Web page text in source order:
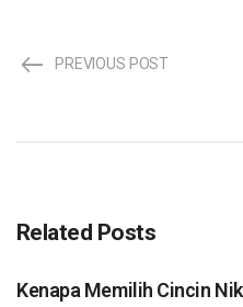
PREVIOUS POST
Related Posts
Kenapa Memilih Cincin